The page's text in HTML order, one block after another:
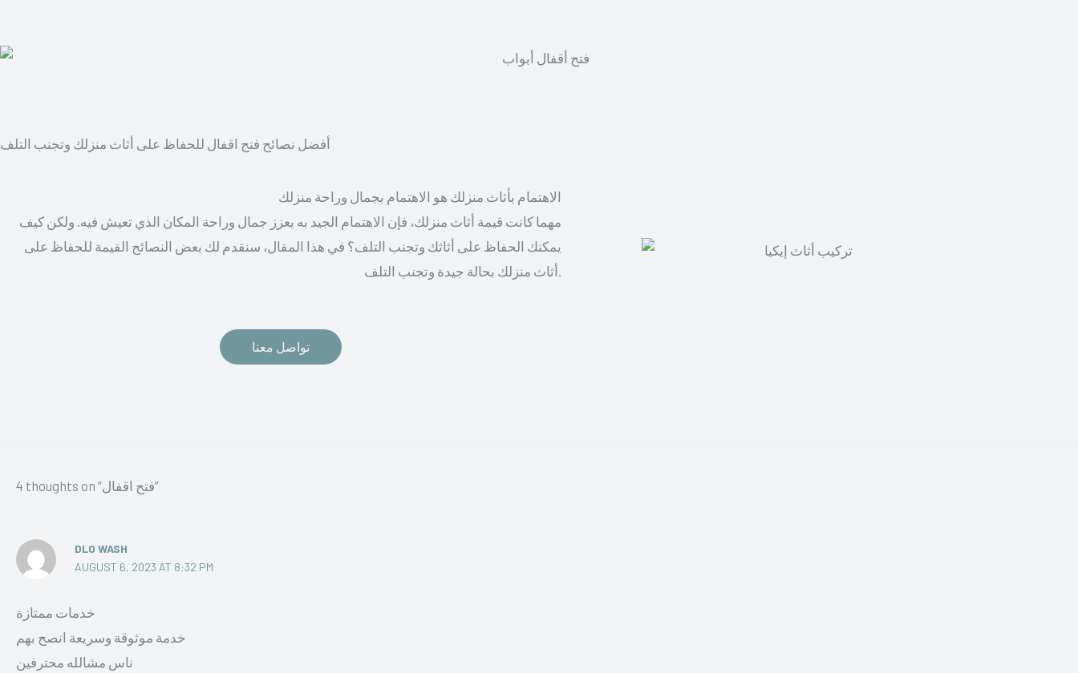
أفضل نصائح فتح اقفال للحفاظ على أثاث منزلك وتجنب التلف
الاهتمام بأثاث منزلك هو الاهتمام بجمال وراحة منزلك
مهما كانت قيمة أثاث منزلك، فإن الاهتمام الجيد به يعزز جمال وراحة المكان الذي تعيش فيه. ولكن كيف
يمكنك الحفاظ على أثاثك وتجنب التلف؟ في هذا المقال، سنقدم لك بعض النصائح القيمة للحفاظ على
تواصل معنا
4 thoughts on “فتح اقفال”
DLO WASH
AUGUST 6, 2023 AT 8:32 PM
خدمات ممتازة
خدمة موثوقة وسريعة انصح بهم
ناس مشالله محترفين